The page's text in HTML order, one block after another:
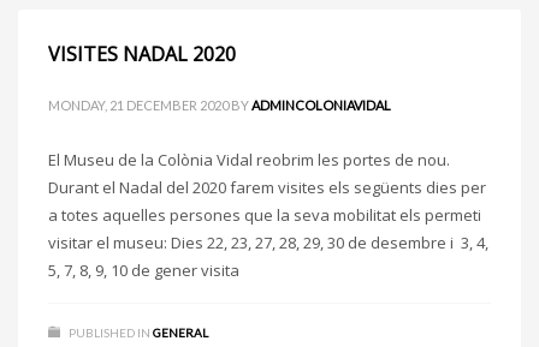
VISITES NADAL 2020
MONDAY, 21 DECEMBER 2020 BYADMINCOLONIAVIDAL
El Museu de la Colònia Vidal reobrim les portes de nou.
Durant el Nadal del 2020 farem visites els següents dies per
a totes aquelles persones que la seva mobilitat els permeti
visitar el museu: Dies 22, 23, 27, 28, 29, 30 de desembre i 3, 4,
5, 7, 8, 9, 10 de gener visita
PUBLISHED IN GENERAL